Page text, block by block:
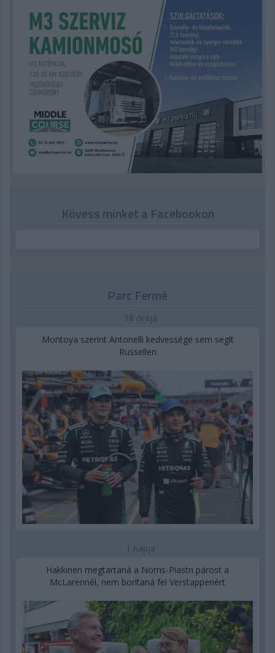
Kövess minket a Facebookon
Parc Fermé
18 órája
Montoya szerint Antonelli kedvessége sem segít
Russellen
1 napja
Hakkinen megtartaná a Norris-Piastri párost a
McLarennél, nem borítaná fel Verstappenért